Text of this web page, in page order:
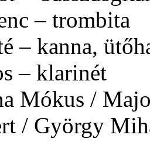
– trombita
– kanna,
– klarinét
Mókus /
/ György